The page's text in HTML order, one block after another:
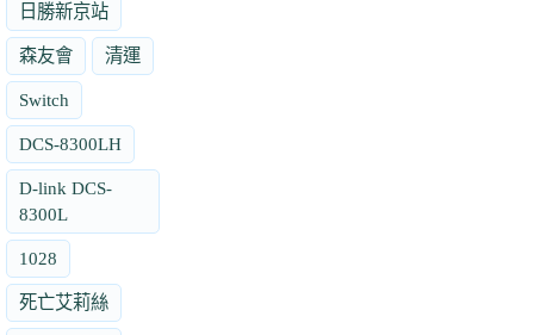
日勝新京站
森友會 清運
Switch
DCS-8300LH
D-link DCS-
8300L
1028
死亡艾莉絲